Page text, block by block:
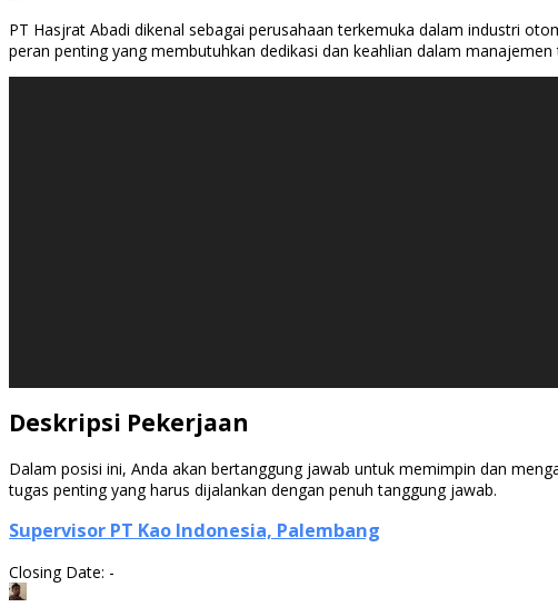
PT Hasjrat Abadi dikenal sebagai perusahaan terkemuka dalam industri
peran penting yang membutuhkan dedikasi dan keahlian dalam
Deskripsi Pekerjaan
Dalam posisi ini, Anda akan bertanggung jawab untuk memimpin dan
tugas penting yang harus dijalankan dengan penuh tanggung jawab.
Supervisor PT Kao Indonesia, Palembang
Closing Date: -